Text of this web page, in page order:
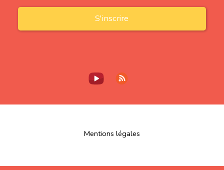
Mentions légales